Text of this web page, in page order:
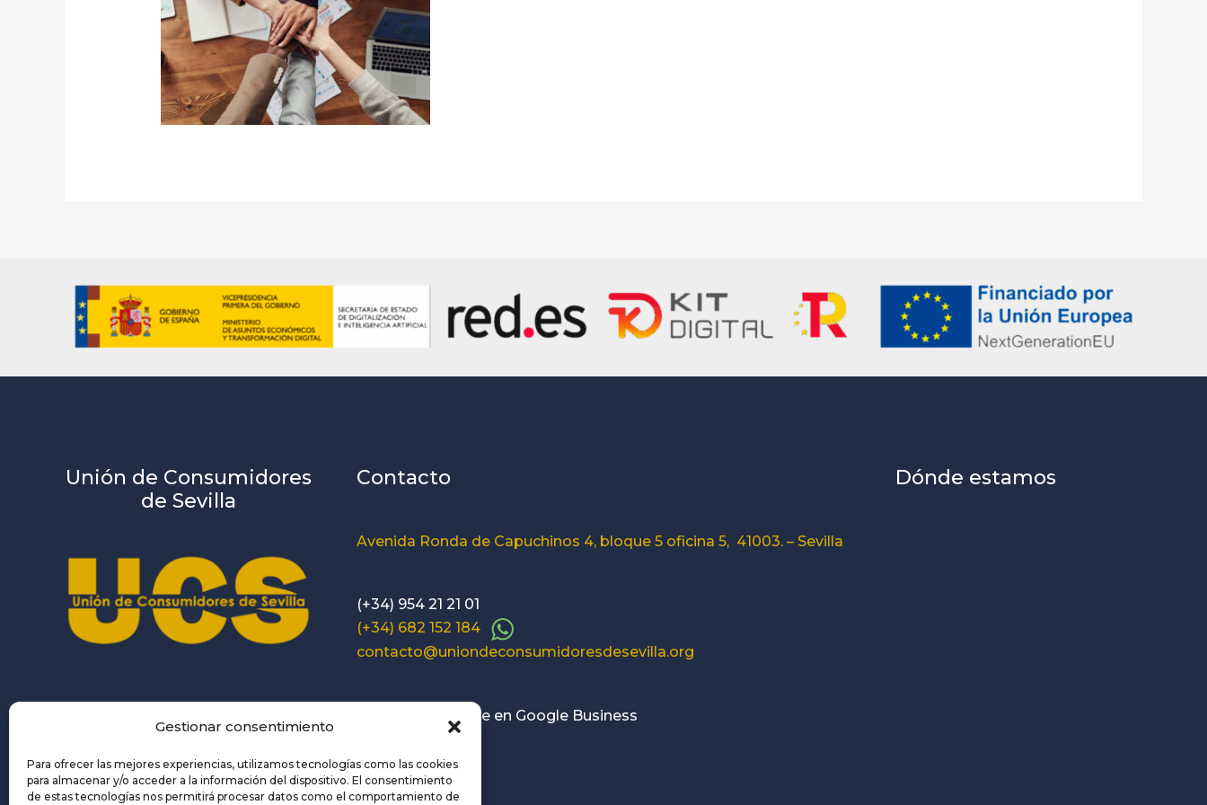
Gestionar consentimiento
Para ofrecer las mejores experiencias, utilizamos tecnologías como las cookies
para almacenar y/o acceder a la información del dispositivo. El consentimiento
de estas tecnologías nos permitirá procesar datos como el comportamiento de
Unión de Consumidores
de Sevilla
Contacto
Avenida Ronda de Capuchinos 4, bloque 5 oficina 5, 41003. – Sevilla
(+34) 954 21 21 01
(+34) 682 152 184
contacto@uniondeconsumidoresdesevilla.org
Horario disponible en Google Business
Dónde estamos